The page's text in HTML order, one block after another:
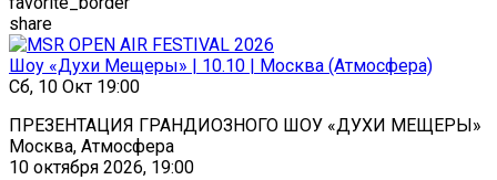
share
Шоу «Духи Мещеры» | 10.10 | Москва (Атмосфера)
Сб, 10 Окт 19:00
ПРЕЗЕНТАЦИЯ ГРАНДИОЗНОГО ШОУ «ДУХИ МЕЩЕРЫ»
Москва, Атмосфера
10 октября 2026, 19:00